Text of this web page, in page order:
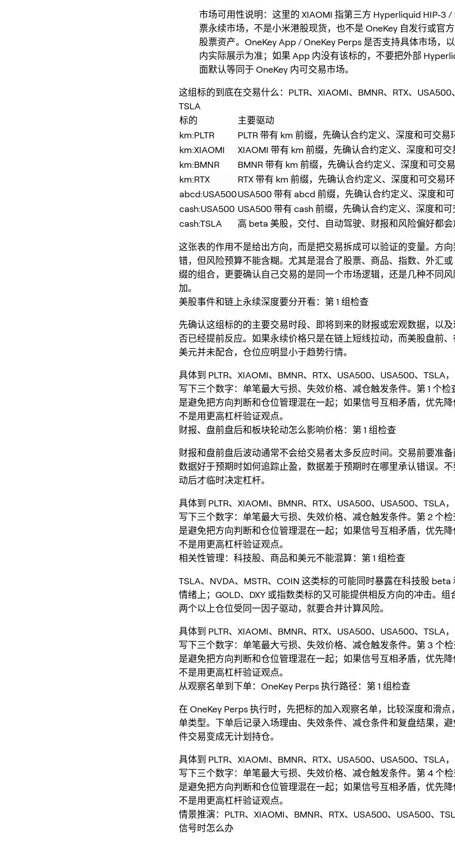
市场可用性说明 ：这里的 XIAOMI 指第三方 Hyperliquid HIP-3 /
票永续市场，不是小米港股现货，也不是 OneKey 自发行或官
股票资产。OneKey App / OneKey Perps 是否支持具体市场，
内实际展示为准；如果 App 内没有该标的，不要把外部
面默认等同于 OneKey 内可交易市场。
这组标的到底在交易什么：PLTR、XIAOMI、BMNR、RTX、USA500
TSLA
标的
主要驱动
km:PLTR
PLTR 带有 km 前缀，先确认合约定义、深度和可交易
km:XIAOMI
XIAOMI 带有 km 前缀，先确认合约定义、深度和可交
km:BMNR
BMNR 带有 km 前缀，先确认合约定义、深度和可交易
km:RTX
RTX 带有 km 前缀，先确认合约定义、深度和可交易环
abcd:USA500USA500 带有 abcd 前缀，先确认合约定义、深度和可
cash:USA500 USA500 带有 cash 前缀，先确认合约定义、深度和可
cash:TSLA
高 beta 美股，交付、自动驾驶、财报和风险偏好都
这张表的作用不是给出方向，而是把交易拆成可以验证的变量。方
错，但风险预算不能含糊。尤其是混合了股票、商品、指数、外汇或
缀的组合，更要确认自己交易的是同一个市场逻辑，还是几种不同
加。
美股事件和链上永续深度要分开看：第 1 组检查
先确认这组标的的主要交易时段、即将到来的财报或宏观数据，以
否已经提前反应。如果永续价格只是在链上短线拉动，而美股盘前、
美元并未配合，仓位应明显小于趋势行情。
具体到 PLTR、XIAOMI、BMNR、RTX、USA500、USA500、TSLA
写下三个数字：单笔最大亏损、失效价格、减仓触发条件。第 1 个检
是避免把方向判断和仓位管理混在一起；如果信号互相矛盾，优先
不是用更高杠杆验证观点。
财报、盘前盘后和板块轮动怎么影响价格：第 1 组检查
财报和盘前盘后波动通常不会给交易者太多反应时间。交易前要准备
数据好于预期时如何追踪止盈，数据差于预期时在哪里承认错误。
动后才临时决定杠杆。
具体到 PLTR、XIAOMI、BMNR、RTX、USA500、USA500、TSLA
写下三个数字：单笔最大亏损、失效价格、减仓触发条件。第 2 个
是避免把方向判断和仓位管理混在一起；如果信号互相矛盾，优先
不是用更高杠杆验证观点。
相关性管理：科技股、商品和美元不能混算：第 1 组检查
TSLA、NVDA、MSTR、COIN 这类标的可能同时暴露在科技股 beta
情绪上；GOLD、DXY 或指数类标的又可能提供相反方向的冲击。组
两个以上仓位受同一因子驱动，就要合并计算风险。
具体到 PLTR、XIAOMI、BMNR、RTX、USA500、USA500、TSLA
写下三个数字：单笔最大亏损、失效价格、减仓触发条件。第 3 个
是避免把方向判断和仓位管理混在一起；如果信号互相矛盾，优先
不是用更高杠杆验证观点。
从观察名单到下单：OneKey Perps 执行路径：第 1 组检查
在 OneKey Perps 执行时，先把标的加入观察名单，比较深度和滑点
单类型。下单后记录入场理由、失效条件、减仓条件和复盘结果，
件交易变成无计划持仓。
具体到 PLTR、XIAOMI、BMNR、RTX、USA500、USA500、TSLA
写下三个数字：单笔最大亏损、失效价格、减仓触发条件。第 4 个
是避免把方向判断和仓位管理混在一起；如果信号互相矛盾，优先
不是用更高杠杆验证观点。
情景推演：PLTR、XIAOMI、BMNR、RTX、USA500、USA500、
信号时怎么办